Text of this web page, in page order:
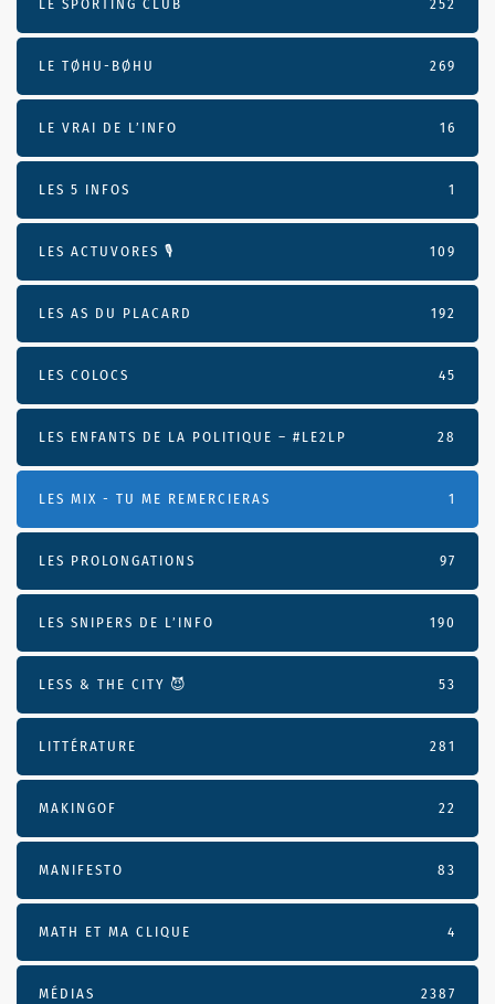
LE SPORTING CLUB 252
LE TØHU-BØHU 269
LE VRAI DE L’INFO 16
LES 5 INFOS 1
LES ACTUVORES 🎙 109
LES AS DU PLACARD 192
LES COLOCS 45
LES ENFANTS DE LA POLITIQUE – #LE2LP 28
LES MIX - TU ME REMERCIERAS 1
LES PROLONGATIONS 97
LES SNIPERS DE L’INFO 190
LESS & THE CITY 😈 53
LITTÉRATURE 281
MAKINGOF 22
MANIFESTO 83
MATH ET MA CLIQUE 4
MÉDIAS 2387